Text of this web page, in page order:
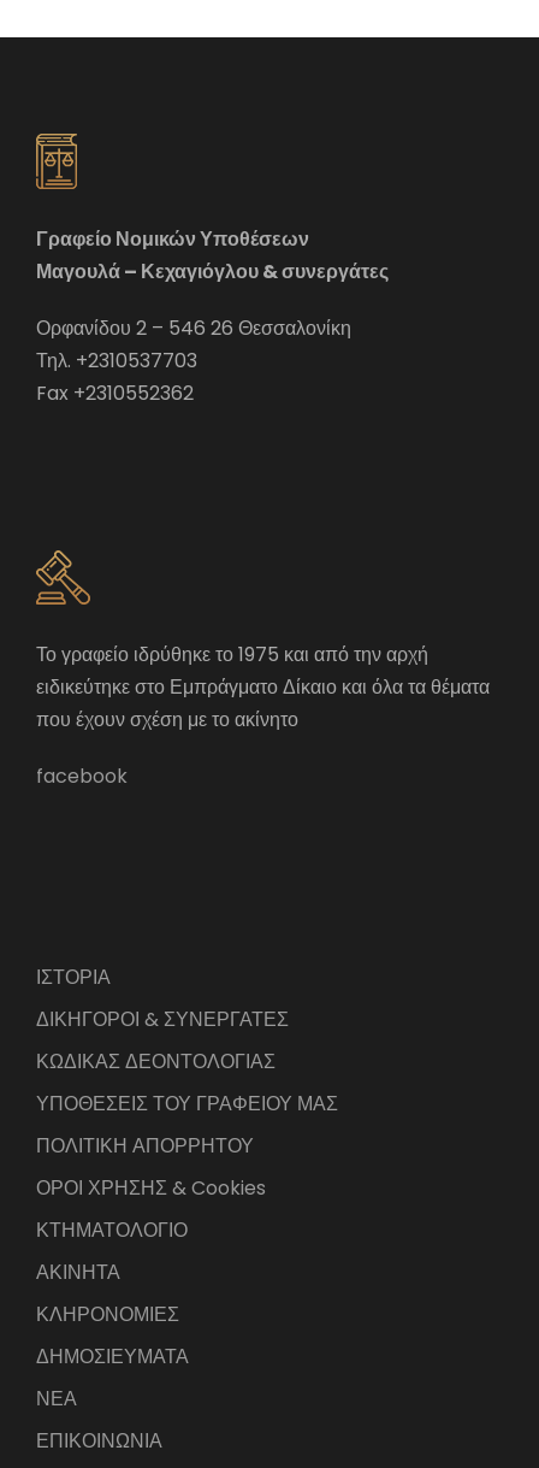
Γραφείο Νομικών Υποθέσεων
Μαγουλά – Κεχαγιόγλου & συνεργάτες
Ορφανίδου 2 – 546 26 Θεσσαλονίκη
Τηλ. +2310537703
Fax +2310552362
Το γραφείο ιδρύθηκε το 1975 και από την αρχή
ειδικεύτηκε στο Εμπράγματο Δίκαιο και όλα τα θέματα
που έχουν σχέση με το ακίνητο
facebook
ΙΣΤΟΡΙΑ
ΔΙΚΗΓΟΡΟΙ & ΣΥΝΕΡΓΑΤΕΣ
ΚΩΔΙΚΑΣ ΔΕΟΝΤΟΛΟΓΙΑΣ
ΥΠΟΘΕΣΕΙΣ ΤΟΥ ΓΡΑΦΕΙΟΥ ΜΑΣ
ΠΟΛΙΤΙΚΗ ΑΠΟΡΡΗΤΟΥ
ΟΡΟΙ ΧΡΗΣΗΣ & Cookies
ΚΤΗΜΑΤΟΛΟΓΙΟ
ΑΚΙΝΗΤΑ
ΚΛΗΡΟΝΟΜΙΕΣ
ΔΗΜΟΣΙΕΥΜΑΤΑ
ΝΕΑ
ΕΠΙΚΟΙΝΩΝΙΑ